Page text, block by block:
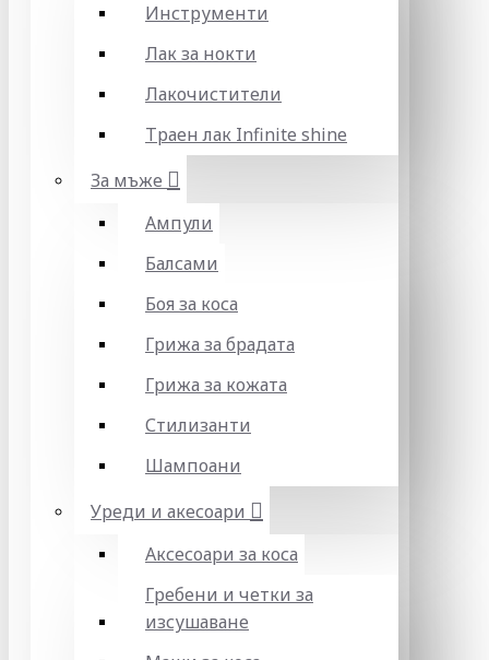
Инструменти
Лак за нокти
Лакочистители
Траен лак Infinite shine
За мъже
Ампули
Балсами
Боя за коса
Грижа за брадата
Грижа за кожата
Стилизанти
Шампоани
Уреди и акесоари
Аксесоари за коса
Гребени и четки за
изсушаване